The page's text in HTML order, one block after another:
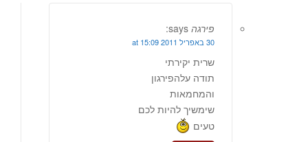
פירגה says:
30 באפריל 2011 at 15:09
שרית יקירתי
תודה עלהפירגון
והמחמאות
שימשיך להיות לכם
טעים